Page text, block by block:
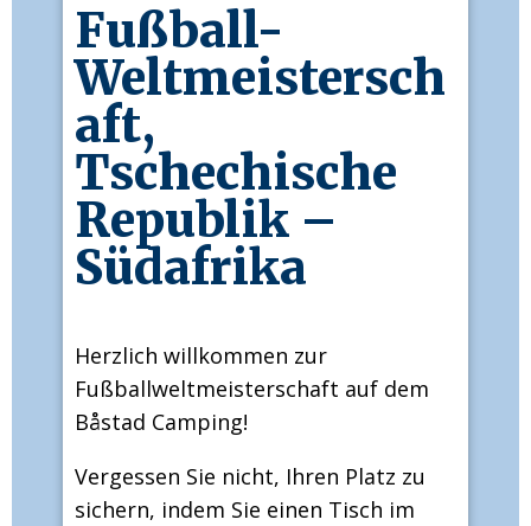
Fußball-
Weltmeistersch
aft,
Tschechische
Republik –
Südafrika
Herzlich willkommen zur
Fußballweltmeisterschaft auf dem
Båstad Camping!
Vergessen Sie nicht, Ihren Platz zu
sichern, indem Sie einen Tisch im